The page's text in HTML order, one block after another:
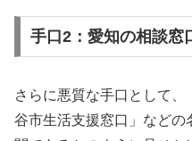
手口2：愛知の相談窓
さらに悪質な手口として、
谷市生活支援窓口」など